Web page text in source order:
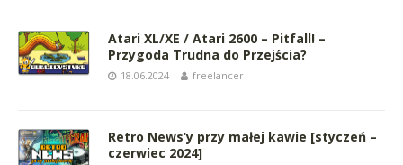
Atari XL/XE / Atari 2600 – Pitfall! –
Przygoda Trudna do Przejścia?
18.06.2024 freelancer
Retro News’y przy małej kawie [styczeń –
czerwiec 2024]